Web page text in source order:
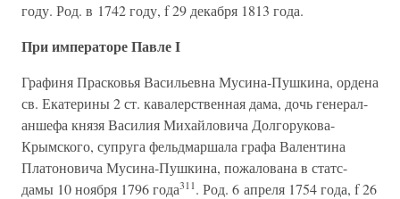
году. Род. в 1742 году, f 29 декабря 1813 года.
При императоре Павле I
Графиня Прасковья Васильевна Мусина-Пушкина, ордена
св. Екатерины 2 ст. кавалерственная дама, дочь генерал-
аншефа князя Василия Михайловича Долгорукова-
Крымского, супруга фельдмаршала графа Валентина
Платоновича Мусина-Пушкина, пожалована в статс-
дамы 10 ноября 1796 года311. Род. 6 апреля 1754 года, f 26